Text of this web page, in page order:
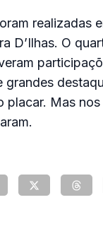
realizadas
D’Ilhas. O
grandes
placar. Mas